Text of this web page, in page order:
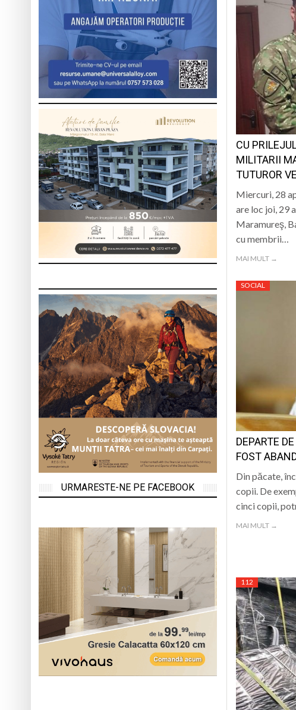
CU
MILITARII
TUTUROR
Miercuri, 28
are loc joi, 29
Maramureş,
cu membrii…
MAI MULT →
SOCIAL
DEPARTE
FOST
Din păcate,
copii. De
cinci copii,
MAI MULT →
112
URMARESTE-NE PE FACEBOOK